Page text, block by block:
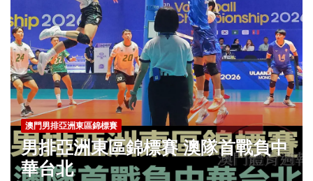
澳門男排亞洲東區錦標賽
男排亞洲東區錦標賽 澳隊首戰負中
華台北